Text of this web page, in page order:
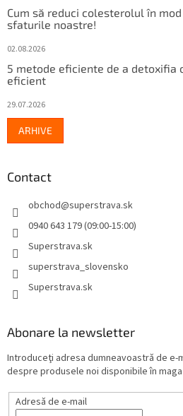
Cum să reduci colesterolul în
sfaturile noastre!
02.08.2026
5 metode eficiente de a detoxifia
eficient
29.07.2026
ARHIVE
Contact
obchod@superstrava.sk
0940 643 179 (09:00-15:00)
Superstrava.sk
superstrava_slovensko
Superstrava.sk
Abonare la newsletter
Introduceţi adresa dumneavoastră de e-
despre produsele noi disponibile în
Adresă de e-mail